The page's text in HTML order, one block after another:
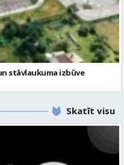
stāvlaukuma izbūve
Skatīt visu